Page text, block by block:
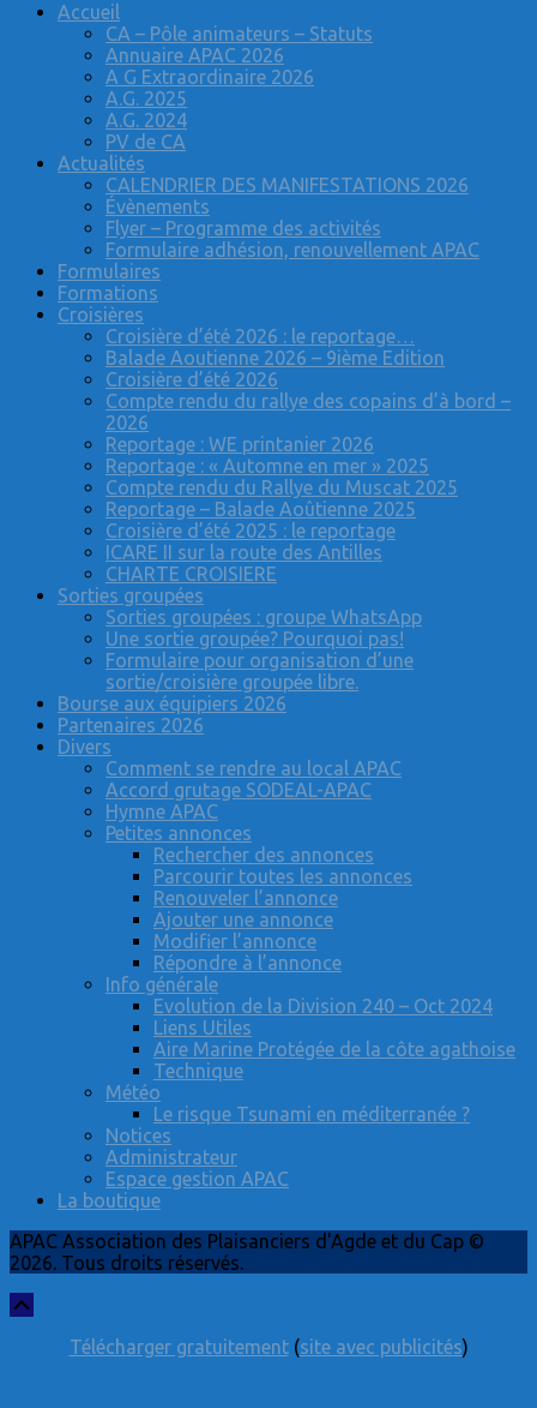
Accueil
CA – Pôle animateurs – Statuts
Annuaire APAC 2026
A G Extraordinaire 2026
A.G. 2025
A.G. 2024
PV de CA
Actualités
CALENDRIER DES MANIFESTATIONS 2026
Évènements
Flyer – Programme des activités
Formulaire adhésion, renouvellement APAC
Formulaires
Formations
Croisières
Croisière d’été 2026 : le reportage…
Balade Aoutienne 2026 – 9ième Edition
Croisière d’été 2026
Compte rendu du rallye des copains d’à bord –
2026
Reportage : WE printanier 2026
Reportage : « Automne en mer » 2025
Compte rendu du Rallye du Muscat 2025
Reportage – Balade Aoûtienne 2025
Croisière d’été 2025 : le reportage
ICARE II sur la route des Antilles
CHARTE CROISIERE
Sorties groupées
Sorties groupées : groupe WhatsApp
Une sortie groupée? Pourquoi pas!
Formulaire pour organisation d’une
sortie/croisière groupée libre.
Bourse aux équipiers 2026
Partenaires 2026
Divers
Comment se rendre au local APAC
Accord grutage SODEAL-APAC
Hymne APAC
Petites annonces
Rechercher des annonces
Parcourir toutes les annonces
Renouveler l’annonce
Ajouter une annonce
Modifier l’annonce
Répondre à l’annonce
Info générale
Evolution de la Division 240 – Oct 2024
Liens Utiles
Aire Marine Protégée de la côte agathoise
Technique
Météo
Le risque Tsunami en méditerranée ?
Notices
Administrateur
Espace gestion APAC
La boutique
APAC Association des Plaisanciers d'Agde et du Cap ©
2026. Tous droits réservés.
Télécharger gratuitement(site avec publicités)